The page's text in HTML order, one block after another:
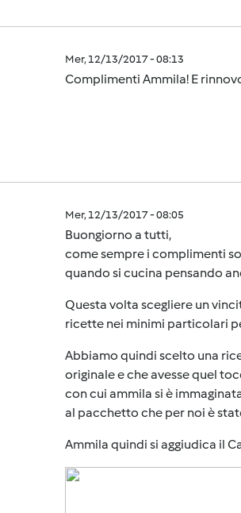
Mer, 12/13/2017 - 08:13
Complimenti Ammila! E
Mer, 12/13/2017 - 08:05
Buongiorno a tutti,
come sempre i complimenti
quando si cucina pensando
Questa volta scegliere un
ricette nei minimi particolari
Abbiamo quindi scelto una
originale e che avesse quel
con cui ammila si è
al pacchetto che per noi è
Ammila quindi si aggiudica il